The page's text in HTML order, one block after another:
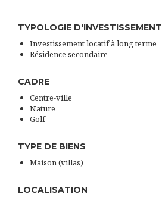
TYPOLOGIE D'INVESTISSEMENT
Investissement locatif à long terme
Résidence secondaire
CADRE
Centre-ville
Nature
Golf
TYPE DE BIENS
Maison (villas)
LOCALISATION